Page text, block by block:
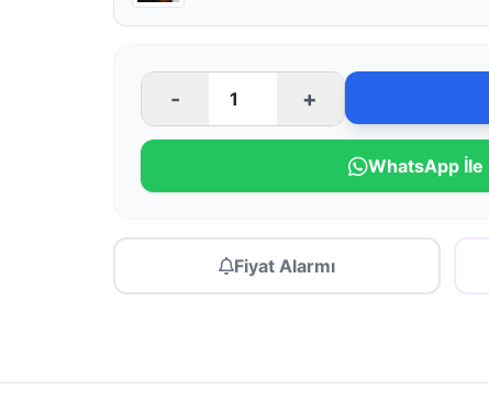
- +
WhatsApp İle
Fiyat Alarmı